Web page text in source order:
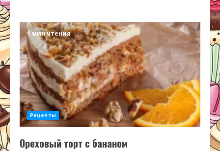
1 мин чтения
Рецепты
Ореховый торт с бананом